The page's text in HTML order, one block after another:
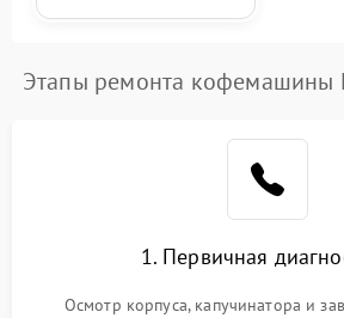
Этапы ремонта кофемашины
1. Первичная
Осмотр корпуса, капучинатора и